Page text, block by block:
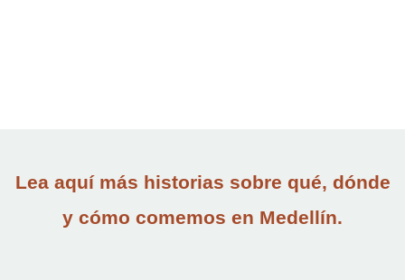
Lea aquí más historias sobre qué, dónde
y cómo comemos en Medellín.